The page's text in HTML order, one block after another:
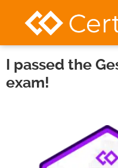
I passed the
exam!